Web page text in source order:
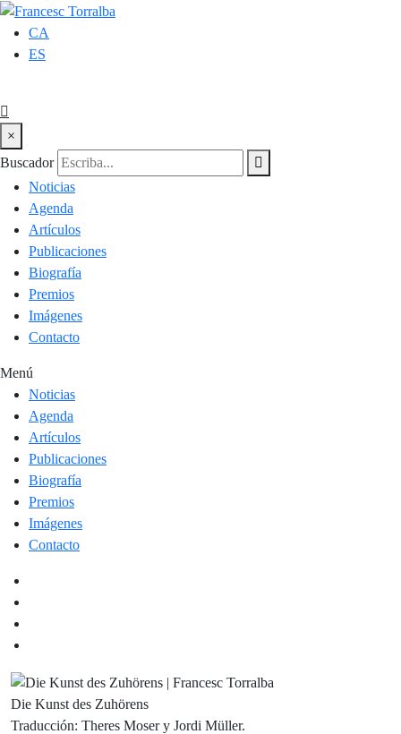
CA
ES
×
Buscador
Noticias
Agenda
Artículos
Publicaciones
Biografía
Premios
Imágenes
Contacto
Menú
Noticias
Agenda
Artículos
Publicaciones
Biografía
Premios
Imágenes
Contacto
Die Kunst des Zuhörens
Traducción: Theres Moser y Jordi Müller.